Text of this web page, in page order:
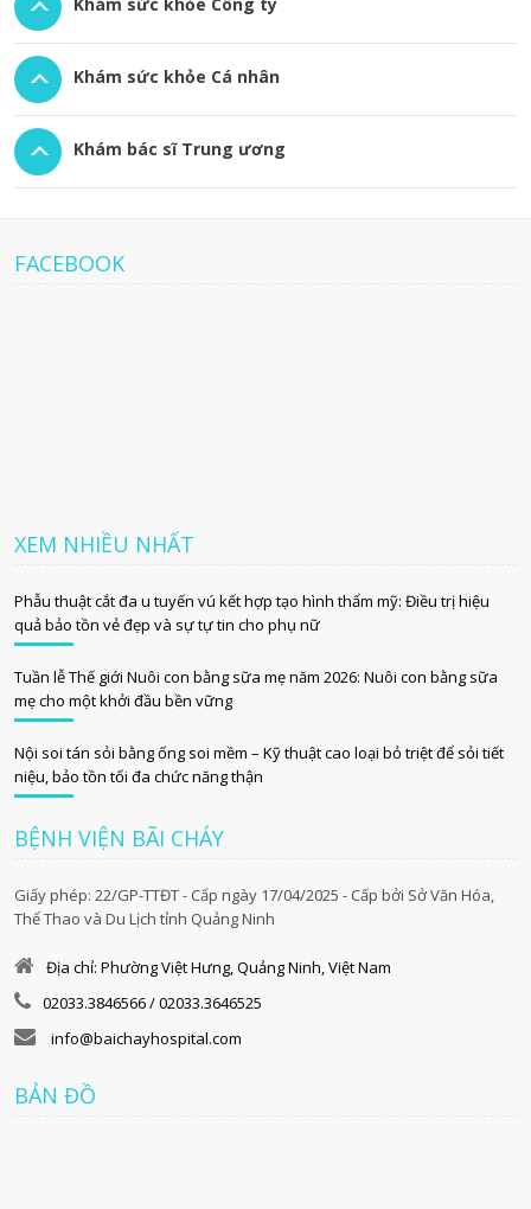
Khám sức khỏe Cá nhân
Khám bác sĩ Trung ương
FACEBOOK
XEM NHIỀU NHẤT
Phẫu thuật cắt đa u tuyến vú kết hợp tạo hình thẩm mỹ: Điều trị hiệu
quả bảo tồn vẻ đẹp và sự tự tin cho phụ nữ
Tuần lễ Thế giới Nuôi con bằng sữa mẹ năm 2026: Nuôi con bằng sữa
mẹ cho một khởi đầu bền vững
Nội soi tán sỏi bằng ống soi mềm – Kỹ thuật cao loại bỏ triệt để sỏi tiết
niệu, bảo tồn tối đa chức năng thận
BỆNH VIỆN BÃI CHÁY
Giấy phép: 22/GP-TTĐT - Cấp ngày 17/04/2025 - Cấp bởi Sở Văn Hóa,
Thể Thao và Du Lịch tỉnh Quảng Ninh
Địa chỉ: Phường Việt Hưng, Quảng Ninh, Việt Nam
02033.3846566 / 02033.3646525
info@baichayhospital.com
BẢN ĐỒ